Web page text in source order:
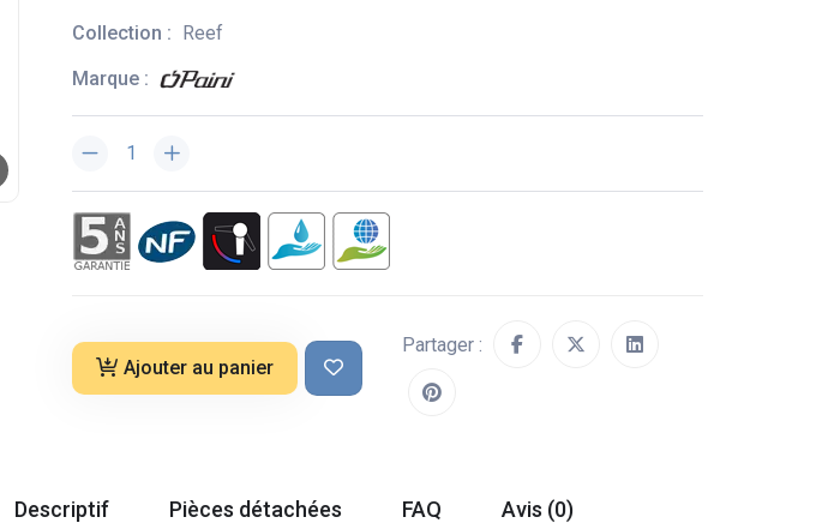
Collection : Reef
Marque :
Ajouter au panier
Partager :
Descriptif Pièces détachées FAQ Avis (0)